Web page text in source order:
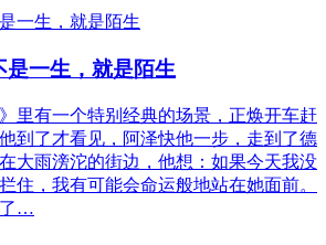
一生，就是陌生
里有一个特别经典的场景，正焕开车赶
到了才看见，阿泽快他一步，走到了德
大雨滂沱的街边，他想：如果今天我没
住，我有可能会命运般地站在她面前。
了…